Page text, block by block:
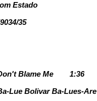
Estado
35
Blame Me
1:36
Lue Bolivar Ba-Lues-Are